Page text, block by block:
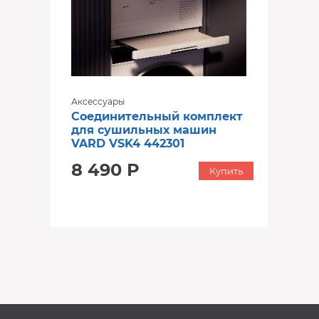
Аксессуары
Соединительный комплект
для сушильных машин
VARD VSK4 442301
8 490 Р Купить